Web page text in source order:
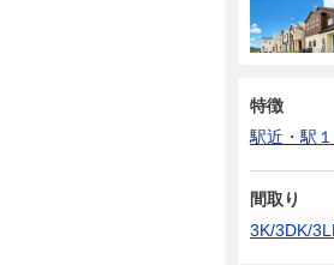
特徴
駅近・駅
間取り
3K/3DK/